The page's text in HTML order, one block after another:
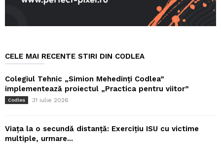
CELE MAI RECENTE STIRI DIN CODLEA
Colegiul Tehnic „Simion Mehedinți Codlea”
implementează proiectul „Practica pentru viitor”
Codlea 31 iulie 2026
Viața la o secundă distanță: Exercițiu ISU cu victime
multiple, urmare...